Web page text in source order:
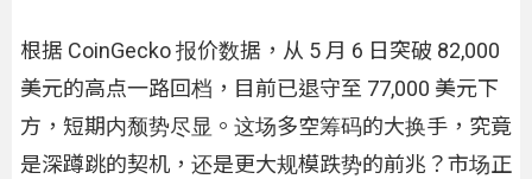
根据 CoinGecko 报价数据，从 5 月 6 日突破 82,000
美元的高点一路回档，目前已退守至 77,000 美元下
方，短期内颓势尽显。这场多空筹码的大换手，究竟
是深蹲跳的契机，还是更大规模跌势的前兆？市场正